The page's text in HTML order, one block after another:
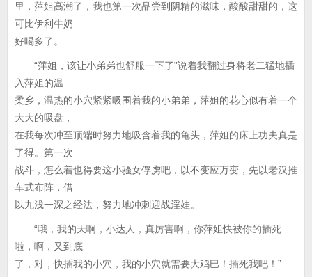
里，萍姐高潮了，我也第一次品尝到阴精的滋味，酸酸甜甜的，这
可比伊利牛奶
好喝多了。
“萍姐，该让小弟弟也舒服一下了”说着我翻过身将老二猛地插
入萍姐的温
柔乡，温热的小穴紧紧吸围着我的小弟弟，萍姐的花心似有着一个
大大的吸盘，
在我每次冲至顶端时努力地吸含着我的龟头，萍姐的床上功夫真是
了得。第一次
战斗，怎么着也得要这小骚女俘虏吧，以不变应万变，先以老汉推
车式布阵，借
以九浅一深之经法，努力地冲刺迎战淫娃。
“哦，我的天啊，小达人，真厉害啊，你萍姐快被你的插死
啦，啊，又到底
了，对，快插我的小穴，我的小穴就需要大鸡巴！插死我吧！”